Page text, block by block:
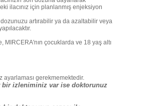
ilacınız için planlanmış enjeksiyon
artırabilir ya da azaltabilir veya
MIRCERA'nın çocuklarda ve 18 yaş altı
ayarlaması gerekmemektedir.
bir izleniminiz var ise doktorunuz